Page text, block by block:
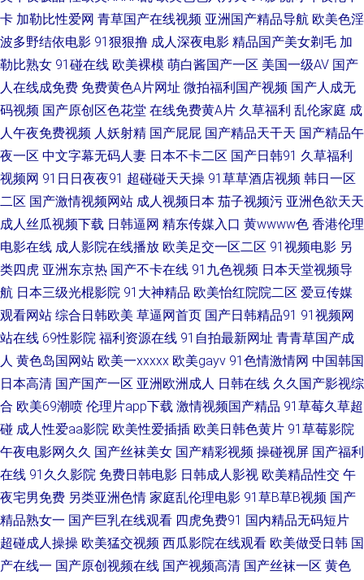
91n在线入口 91偷拍视频99 国产精品同女久久 日本阿V免费视频 影音先锋
亚洲AV无码 91青青视屏 超碰福利人人乐 九九综合 人人操人人干av97 91制
作 精品久久一 五月天资源网 91福利姬在线观看 99热热 国产精品国产久久
美欧AAA片 五月丁香淫淫网 91福利社免费视频 91资源每日在线 国产精品久
操 91极品福利姬 91传媒电影院 91看片免费看 中文字幕va影音先锋 91黄色
性交視 91福利社免费试看 伊人海角社区 四虎东方影院 日韩经典久久 欧美人
妖A片免费看 国产精品视频色色 成人中出色色 福利av在线 97啪啪 影音先锋
AV电影源 香蕉伊人9 蜜臀亚洲网 国产精品午夜av 操碰麻豆 91四虎影院视频
在线播放 91视频日本情侣 精东影音av 日韩黄色无码网站 中文字幕人妻一区
二区 91一区 肏屄五月天 91社区成人网站 伊人久大av 日本精品五区 超碰91
直播 蜜桃tv91 天堂中文新官网 91凤楼 AV伊人久久 国色天香八区2区 四虎久
久 91美女足交麻豆 成人午夜精品福利 老女人综合网 色宅午夜 91内射社频
久久国产精品视频网 91啦在线观看论坛 成人亚洲欧美网 欧美人妻色图 亚洲
卡 加勒比性爱网 青草国产在线视频 亚洲国产精品导航 欧美色淫
波多野结依电影 91狠狠撸 成人深夜电影 精品国产美女剃毛 加
勒比熟女 91碰在线 欧美裸模 萌白酱国产一区 美国一级AV 国产
人在线成免费 免费黄色A片网址 微拍福利国产视频 国产人成无
码视频 国产原创区色花堂 在线免费黄A片 久草福利 乱伦家庭 成
人午夜免费视频 人妖射精 国产屁屁 国产精品天干天 国产精品午
夜一区 中文字幕无码人妻 日本不卡二区 国产日韩91 久草福利
视频网 91日日夜夜91 超碰碰天天操 91草草酒店视频 韩日一区
二区 国产激情视频网站 成人视频日本 茄子视频污 亚洲色欲天天
成人丝瓜视频下载 日韩逼网 精东传媒入口 黄wwww色 香港伦理
电影在线 成人影院在线播放 欧美足交一区二区 91视频电影 另
类四虎 亚洲东京热 国产不卡在线 91九色视频 日本天堂视频导
航 日本三级光棍影院 91大神精品 欧美怡红院院二区 爱豆传媒
观看网站 综合日韩欧美 草逼网首页 国产日韩精品91 91视频网
站在线 69性影院 福利资源在线 91自拍最新网址 青青草国产成
人 黄色岛国网站 欧美一xxxxx 欧美gayv 91色情激情网 中国韩国
日本高清 国产国产一区 亚洲欧洲成人 日韩在线 久久国产影视综
合 欧美69潮喷 伦理片app下载 激情视频国产精品 91草莓久草超
碰 成人性爱aa影院 欧美性爱插插 欧美日韩色黄片 91草莓影院
午夜电影网久久 国产丝袜美女 国产精彩视频 操碰视屏 国产福利
在线 91久久影院 免费日韩电影 日韩成人影视 欧美精品性交 午
夜宅男免费 另类亚洲色情 家庭乱伦理电影 91草B草B视频 国产
精品熟女一 国产巨乳在线观看 四虎免费91 国内精品无码短片
超碰成人操操 欧美猛交视频 西瓜影院在线观看 欧美做受日韩 国
产在线一 国产原创视频在线 国产视频高清 国产丝袜一区 黄色